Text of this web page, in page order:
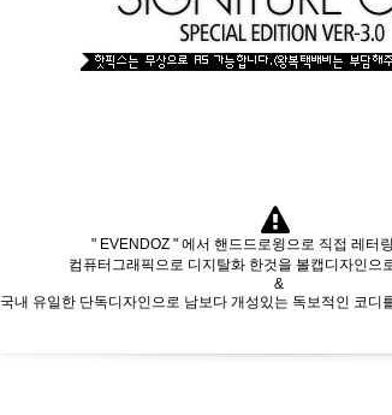
" EVENDOZ " 에서 핸드드로윙으로 직접 레터
컴퓨터그래픽으로 디지탈화 한것을 볼캡디자인으
&
국내 유일한 단독디자인으로 남보다 개성있는 독보적인 코디